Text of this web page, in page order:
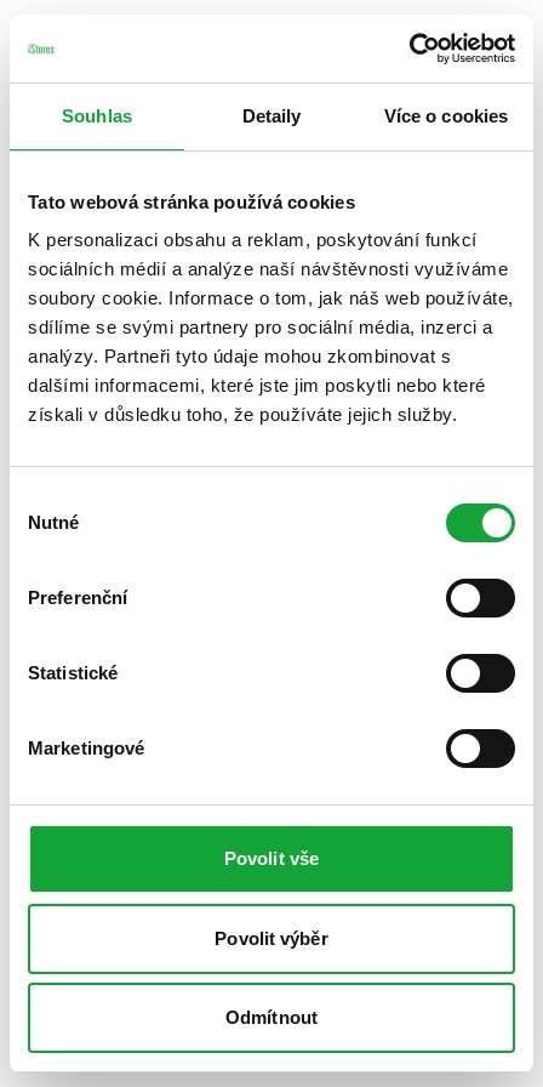
Souhlas Detaily Více o cookies
Tato webová stránka používá cookies
K personalizaci obsahu a reklam, poskytování funkcí
sociálních médií a analýze naší návštěvnosti využíváme
soubory cookie. Informace o tom, jak náš web používáte,
sdílíme se svými partnery pro sociální média, inzerci a
analýzy. Partneři tyto údaje mohou zkombinovat s
dalšími informacemi, které jste jim poskytli nebo které
získali v důsledku toho, že používáte jejich služby.
souhlasu
Nutné
Preferenční
Statistické
Marketingové
Povolit vše
Povolit výběr
Odmítnout